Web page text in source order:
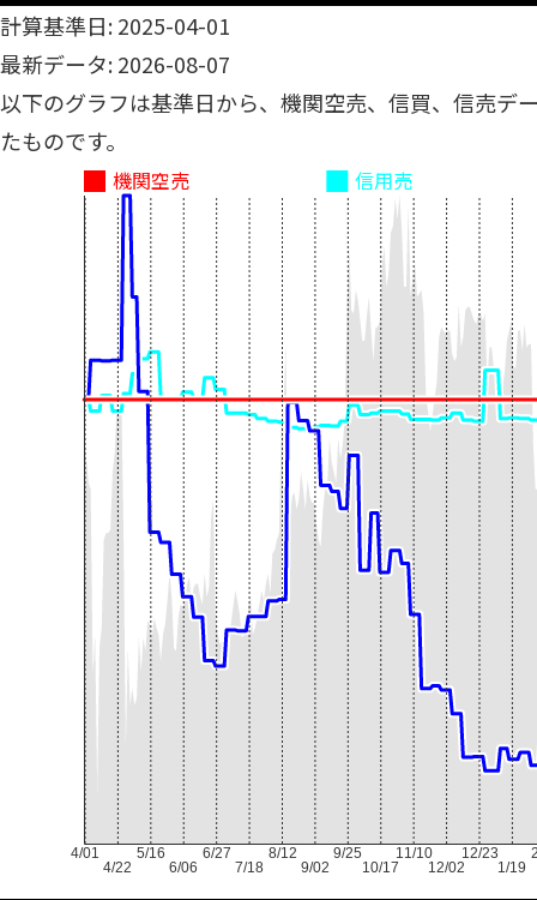
計算基準日: 2025-04-01
最新データ: 2026-08-07
以下のグラフは基準日から、機関空売、信買、信売デ
たものです。
機関空売 信用売
4/01
4/22
5/16
6/06
6/27
7/18
8/12
9/02
9/25
10/17
11/10
12/02
12/23
1/19